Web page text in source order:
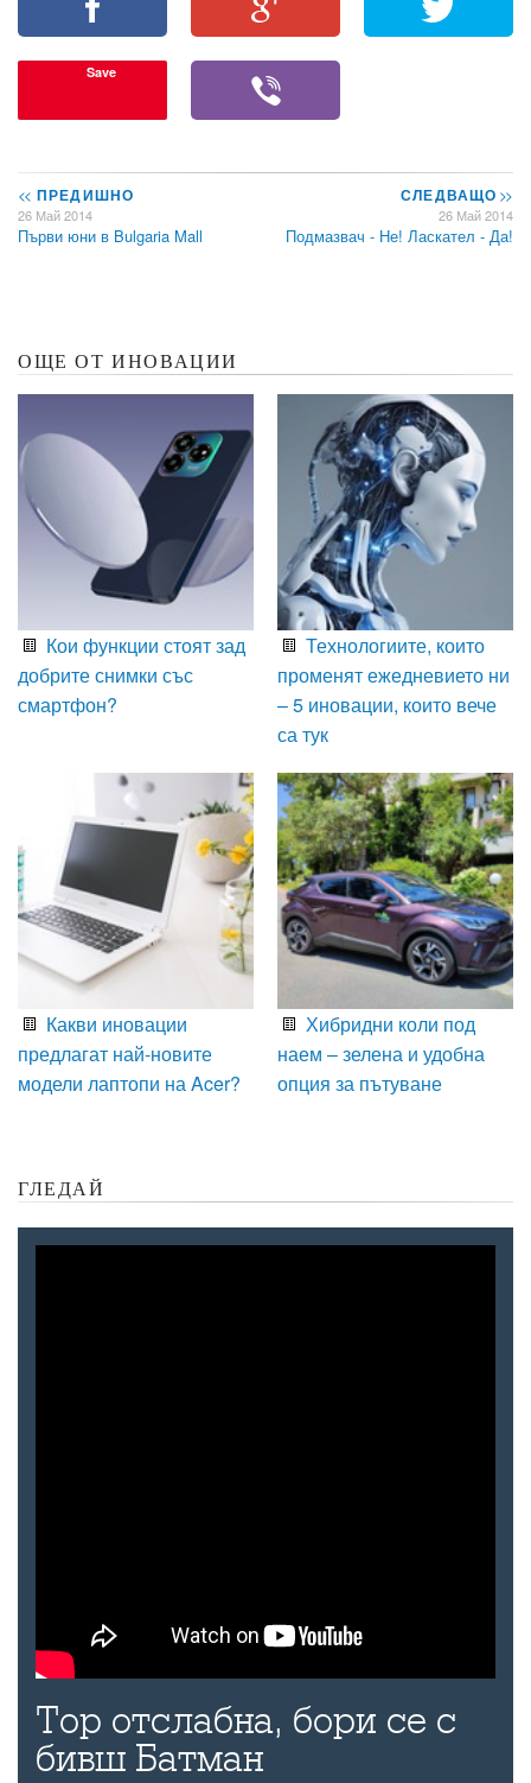
Save
<< ПРЕДИШНО
26 Май 2014
Първи юни в Bulgaria Mall
СЛЕДВАЩО>>
26 Май 2014
Подмазвач - Не! Ласкател - Да!
ОЩЕ ОТ ИНОВАЦИИ
Кои функции стоят зад
добрите снимки със
смартфон?
Технологиите, които
променят ежедневието ни
– 5 иновации, които вече
са тук
Какви иновации
предлагат най-новите
модели лаптопи на Acer?
Хибридни коли под
наем – зелена и удобна
опция за пътуване
ГЛЕДАЙ
Тор отслабна, бори се с
бивш Батман